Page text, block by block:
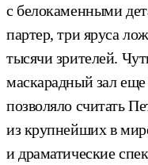
с белокаменными
партер, три яруса
тысячи зрителей.
маскарадный зал
позволяло считать
из крупнейших в
и драматические